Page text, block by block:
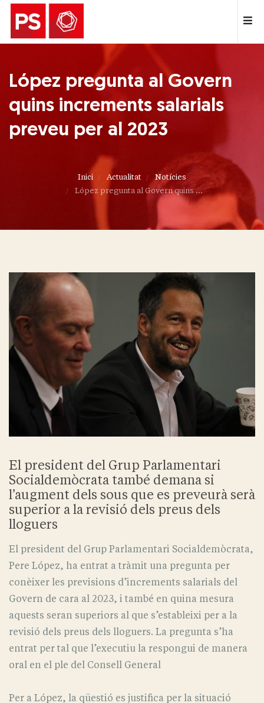
López pregunta al Govern
quins increments salarials
preveu per al 2023
Inici Actualitat
Notícies
López pregunta al Govern quins ...
El president del Grup Parlamentari
Socialdemòcrata també demana si
l’augment dels sous que es preveurà serà
superior a la revisió dels preus dels
lloguers
El president del Grup Parlamentari Socialdemòcrata,
Pere López, ha entrat a tràmit una pregunta per
conèixer les previsions d’increments salarials del
Govern de cara al 2023, i també en quina mesura
aquests seran superiors al que s’estableixi per a la
revisió dels preus dels lloguers. La pregunta s’ha
entrat per tal que l’executiu la respongui de manera
oral en el ple del Consell General
Per a López, la qüestió es justifica per la situació